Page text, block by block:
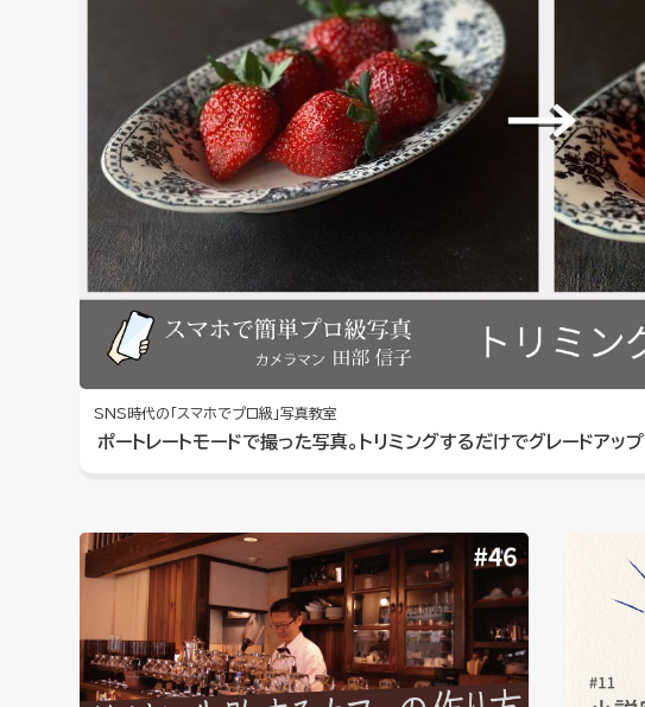
SNS時代の「スマホでプロ級」写真教室
ポートレートモードで撮った写真。トリミングするだけでグレードアップ